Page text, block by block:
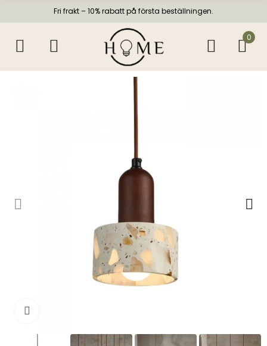
Fri frakt – 10% rabatt på första beställningen.
0